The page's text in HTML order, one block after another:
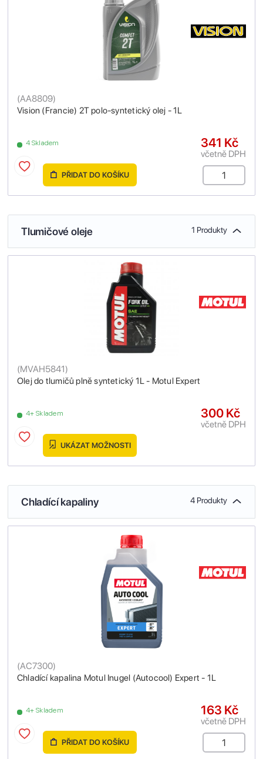
Vision (Francie) 2T polo-syntetický olej - 1L
(AA8809)
4 Skladem 341 Kč
včetně DPH
PŘIDAT DO KOŠÍKU
Tlumičové oleje 1 Produkty
Olej do tlumičů plně syntetický 1L - Motul Expert
(MVAH5841)
4+ Skladem 300 Kč
včetně DPH
UKÁZAT MOŽNOSTI
Chladící kapaliny 4 Produkty
Chladící kapalina Motul Inugel (Autocool) Expert - 1L
(AC7300)
4+ Skladem 163 Kč
včetně DPH
PŘIDAT DO KOŠÍKU